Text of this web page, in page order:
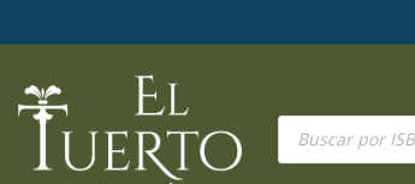
al
Búsqueda
productos